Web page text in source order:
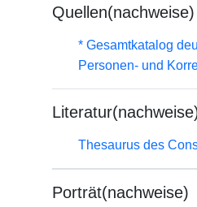
Quellen(nachweise)
* Gesamtkatalog
Personen- und
Thesaurus des
Porträt(nachweise)